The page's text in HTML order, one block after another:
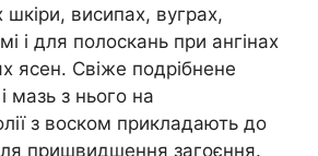
висипах, вуграх,
і для полоскань при ангінах
ясен. Свіже подрібнене
мазь з нього на
з воском прикладають до
пришвидшення загоєння.